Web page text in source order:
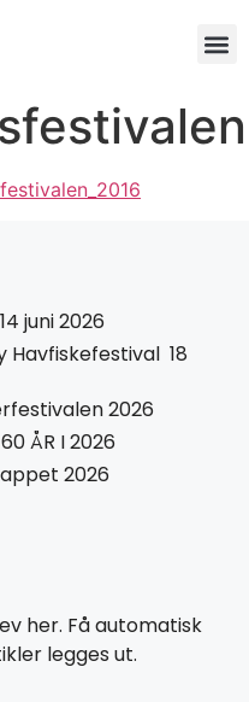
juni 2026
Havfiskefestival 18
2026
60 ÅR I 2026
2026
her. Få automatisk
legges ut.